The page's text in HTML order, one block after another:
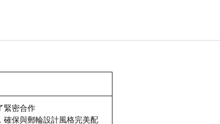
緊密合作
確保與郵輪設計風格完美配